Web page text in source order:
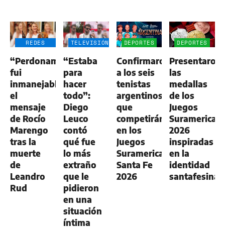
REDES
“Perdoname,
fui
inmanejable”:
el
mensaje
de Rocío
Marengo
tras la
muerte
de
Leandro
Rud
TELEVISIÓN
“Estaba
para
hacer
todo”:
Diego
Leuco
contó
qué fue
lo más
extraño
que le
pidieron
en una
situación
íntima
DEPORTES
Confirmaron
a los seis
tenistas
argentinos
que
competirán
en los
Juegos
Suramericanos
Santa Fe
2026
DEPORTES
Presentaron
las
medallas
de los
Juegos
2026
inspiradas
en la
identidad
santafesina